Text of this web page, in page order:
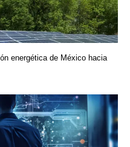
energética de México hacia